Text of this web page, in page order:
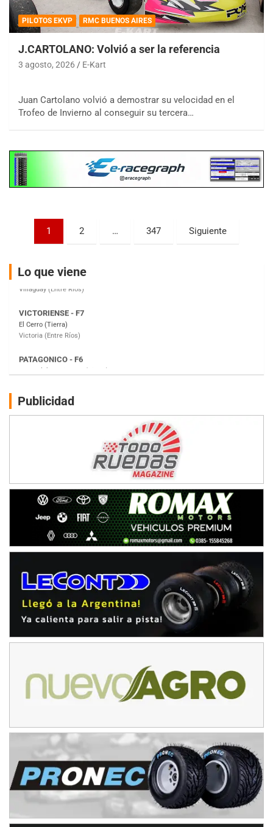
PILOTOS EKVP RMC BUENOS AIRES
J.CARTOLANO: Volvió a ser la referencia
3 agosto, 2026 E-Kart
Juan Cartolano volvió a demostrar su velocidad en el
Trofeo de Invierno al conseguir su tercera…
Paginación
entradas
1 2 … 347 Siguiente
Lo que viene
08/09-AGO
IAME SERIES ARGENTINA 6
KDO - F6
Ciudad de Trenque Lauquen (Asfalto)
Trenque Lauquen (Buenos Aires)
Parque de la Velocidad (Asfalto)
Villaguay (Entre Ríos)
El Cerro (Tierra)
Victoria (Entre Ríos)
Moto Club Reginense (Tierra)
Gral. E. Godoy (Río Negro)
Juventud Unida (Tierra)
Humboldt (Santa Fe)
NORESTE SANTAFESINO - F6
Ciudad de Avellaneda (Asfalto)
Avellaneda (Santa Fe)
José Samuel Sánchez (Tierra)
TUCUMANO - F5
Juan Navarro (Asfalto)
El Timbó (Tucumán)
COBERTURA ESPECIAL DE E-KART.COM.AR
08/09-AGO
Ramiro Tot (Asfalto)
Baradero (Buenos Aires)
KDO - F6
Ciudad de Trenque Lauquen (Asfalto)
Villaguay (Entre Ríos)
Victoria (Entre Ríos)
PATAGONICO - F6
Moto Club Reginense (Tierra)
Gral. E. Godoy (Río Negro)
CSK - F7
Humboldt (Santa Fe)
Publicidad